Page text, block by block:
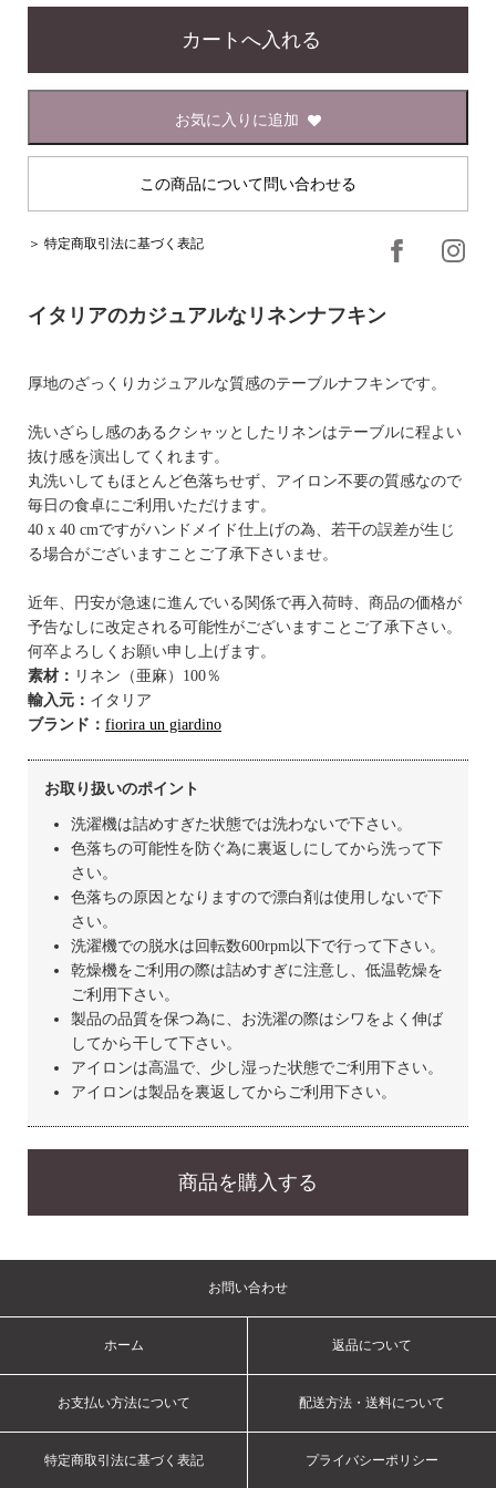
お気に入りに追加
この商品について問い合わせる
＞ 特定商取引法に基づく表記
イタリアのカジュアルなリネンナフキン
厚地のざっくりカジュアルな質感のテーブルナフキンです。
洗いざらし感のあるクシャッとしたリネンはテーブルに程よい
抜け感を演出してくれます。
丸洗いしてもほとんど色落ちせず、アイロン不要の質感なので
毎日の食卓にご利用いただけます。
40 x 40 cmですがハンドメイド仕上げの為、若干の誤差が生じ
る場合がございますことご了承下さいませ。
近年、円安が急速に進んでいる関係で再入荷時、商品の価格が
予告なしに改定される可能性がございますことご了承下さい。
何卒よろしくお願い申し上げます。
素材： リネン（亜麻）100％
輸入元： イタリア
ブランド： fiorira un giardino
お取り扱いのポイント
洗濯機は詰めすぎた状態では洗わないで下さい。
色落ちの可能性を防ぐ為に裏返しにしてから洗って下
さい。
色落ちの原因となりますので漂白剤は使用しないで下
さい。
洗濯機での脱水は回転数600rpm以下で行って下さい。
乾燥機をご利用の際は詰めすぎに注意し、低温乾燥を
ご利用下さい。
製品の品質を保つ為に、お洗濯の際はシワをよく伸ば
してから干して下さい。
アイロンは高温で、少し湿った状態でご利用下さい。
アイロンは製品を裏返してからご利用下さい。
商品を購入する
お問い合わせ
ホーム 返品について
お支払い方法について 配送方法・送料について
特定商取引法に基づく表記 プライバシーポリシー